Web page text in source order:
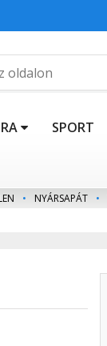
SPORT
• NYÁRSAPÁT •